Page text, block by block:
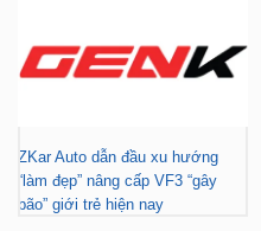
ZKar Auto dẫn đầu xu hướng
“làm đẹp” nâng cấp VF3 “gây
bão” giới trẻ hiện nay